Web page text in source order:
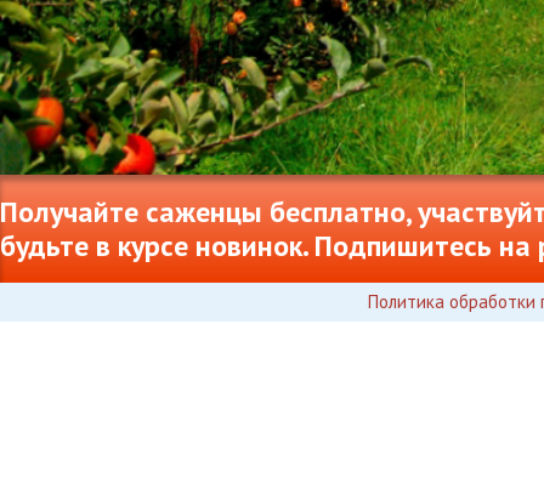
Получайте саженцы бесплатно,
будьте в курсе новинок. Подпишитесь на
Политика